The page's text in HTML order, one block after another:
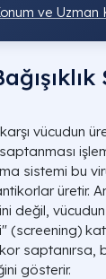
ve
vücudun
sistemi bu
üretir.
değil, vücudun
(screening)
saptanırsa,
gösterir.